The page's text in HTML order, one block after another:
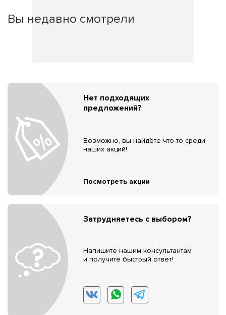
Вы недавно смотрели
Нет подходящих
предложений?
Возможно, вы найдёте что-то среди
наших акций!
Посмотреть акции
Затрудняетесь с выбором?
Напишите нашим консультантам
и получите быстрый ответ!